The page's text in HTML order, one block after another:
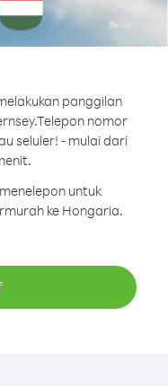
panggilan
Telepon nomor
seluler! - mulai dari
untuk
ke Hongaria.